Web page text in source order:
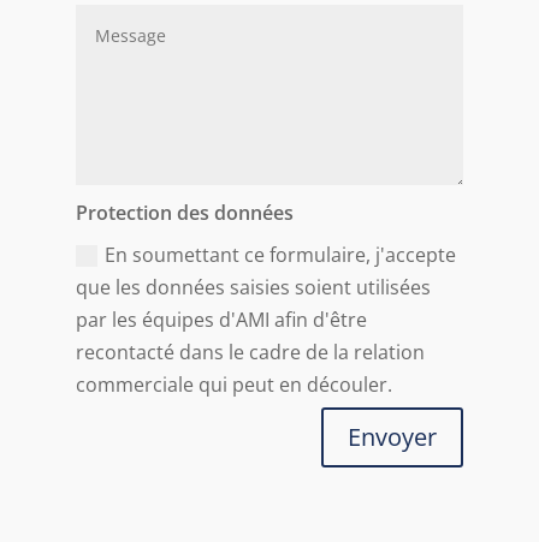
Protection des données
En soumettant ce formulaire, j'accepte
que les données saisies soient utilisées
par les équipes d'AMI afin d'être
recontacté dans le cadre de la relation
commerciale qui peut en découler.
Envoyer